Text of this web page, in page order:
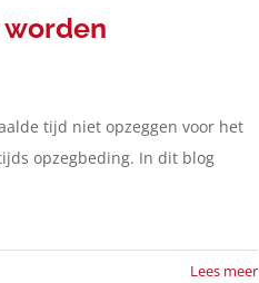
tijd niet opzeggen voor het
opzegbeding. In dit blog
Lees meer